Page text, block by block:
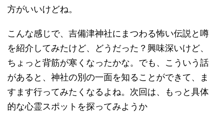
方がいいけどね。
こんな感じで、吉備津神社にまつわる怖い伝説と噂
を紹介してみたけど、どうだった？興味深いけど、
ちょっと背筋が寒くなったかな。でも、こういう話
があると、神社の別の一面を知ることができて、ま
すます行ってみたくなるよね。次回は、もっと具体
的な心霊スポットを探ってみようか